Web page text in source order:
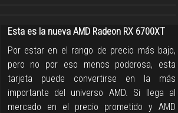
Esta es la nueva AMD Radeon RX 6700XT
Por estar en el rango de precio más bajo,
pero no por eso menos poderosa, esta
tarjeta puede convertirse en la más
importante del universo AMD. Si llega al
mercado en el precio prometido y AMD